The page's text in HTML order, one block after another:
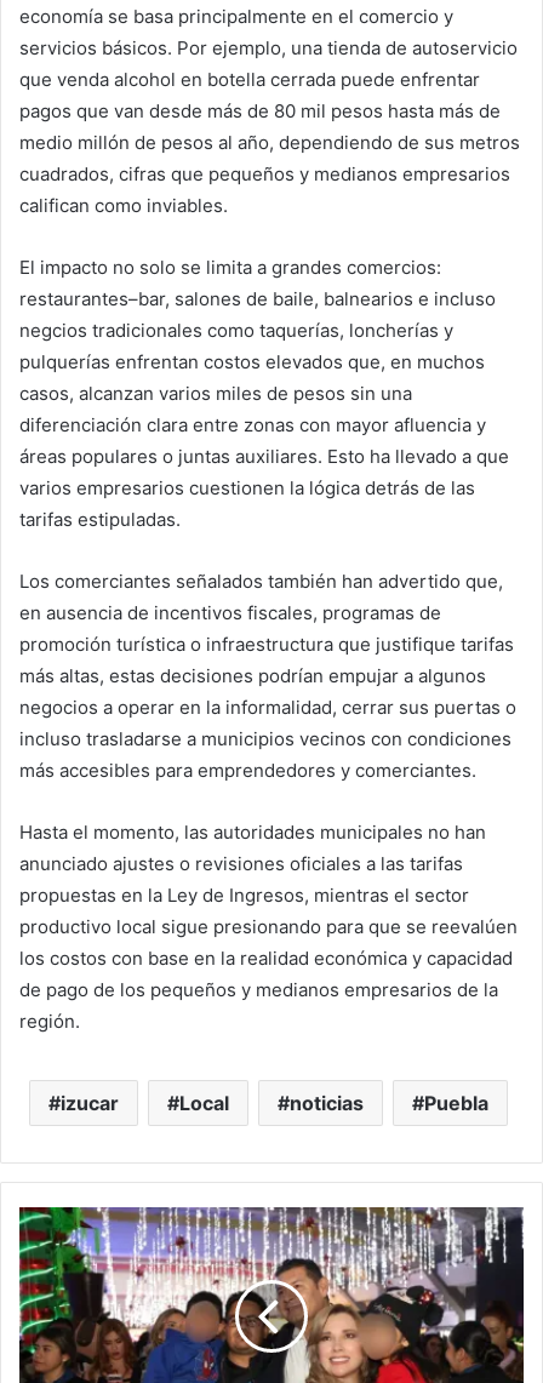
economía se basa principalmente en el comercio y
servicios básicos. Por ejemplo, una tienda de autoservicio
que venda alcohol en botella cerrada puede enfrentar
pagos que van desde más de 80 mil pesos hasta más de
medio millón de pesos al año, dependiendo de sus metros
cuadrados, cifras que pequeños y medianos empresarios
califican como inviables.
El impacto no solo se limita a grandes comercios:
restaurantes–bar, salones de baile, balnearios e incluso
negcios tradicionales como taquerías, loncherías y
pulquerías enfrentan costos elevados que, en muchos
casos, alcanzan varios miles de pesos sin una
diferenciación clara entre zonas con mayor afluencia y
áreas populares o juntas auxiliares. Esto ha llevado a que
varios empresarios cuestionen la lógica detrás de las
tarifas estipuladas.
Los comerciantes señalados también han advertido que,
en ausencia de incentivos fiscales, programas de
promoción turística o infraestructura que justifique tarifas
más altas, estas decisiones podrían empujar a algunos
negocios a operar en la informalidad, cerrar sus puertas o
incluso trasladarse a municipios vecinos con condiciones
más accesibles para emprendedores y comerciantes.
Hasta el momento, las autoridades municipales no han
anunciado ajustes o revisiones oficiales a las tarifas
propuestas en la Ley de Ingresos, mientras el sector
productivo local sigue presionando para que se reevalúen
los costos con base en la realidad económica y capacidad
de pago de los pequeños y medianos empresarios de la
región.
izucar Local noticias Puebla